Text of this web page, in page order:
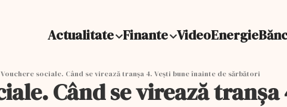
Actualitate Finante VideoEnergie
Vouchere sociale. Când se virează tranşa 4. Veşti bune înainte de sărbători
Când se virează